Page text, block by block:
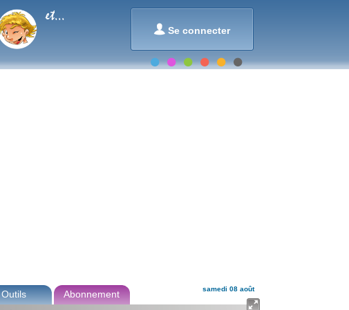
 Se connecter
et...
Outils Abonnement samedi 08 août
